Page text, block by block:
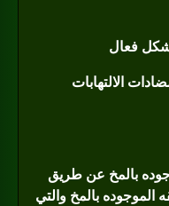
فعال
الالتهابات
بالمخ عن طريق
بالمخ والتي